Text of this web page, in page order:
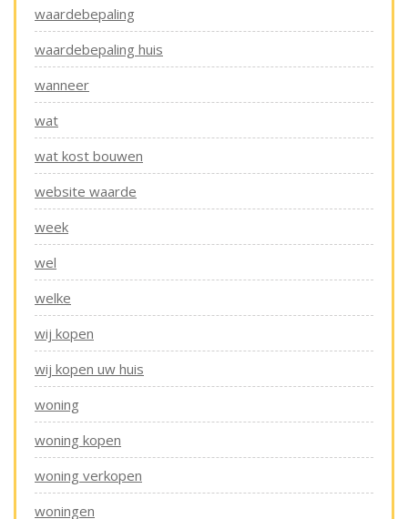
waardebepaling
waardebepaling huis
wanneer
wat
wat kost bouwen
website waarde
week
wel
welke
wij kopen
wij kopen uw huis
woning
woning kopen
woning verkopen
woningen